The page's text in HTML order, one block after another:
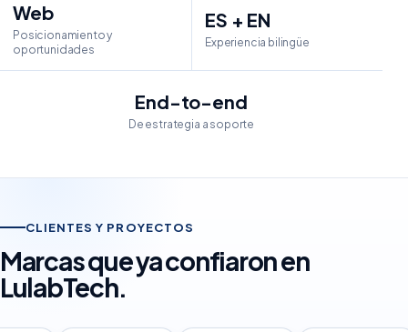
Web
Posicionamiento y
oportunidades
ES + EN
Experiencia bilingüe
End-to-end
De estrategia a soporte
CLIENTES Y PROYECTOS
Marcas que ya confiaron en
LulabTech.